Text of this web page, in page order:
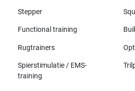
Stepper
Functional training
Rugtrainers
Spierstimulatie / EMS-
training